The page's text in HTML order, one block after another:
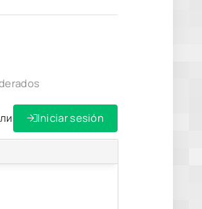
Iniciar sesión